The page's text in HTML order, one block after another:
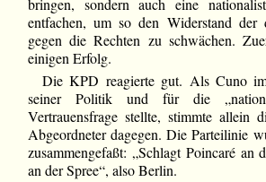
bringen, sondern auch eine
entfachen, um so den Widerstand der
gegen die Rechten zu schwächen.
einigen Erfolg.
Die KPD reagierte gut. Als Cuno
seiner Politik und für die
Vertrauensfrage stellte, stimmte allein
Abgeordneter dagegen. Die Parteilinie
zusammengefaßt: „Schlagt Poincaré an
an der Spree“, also Berlin.